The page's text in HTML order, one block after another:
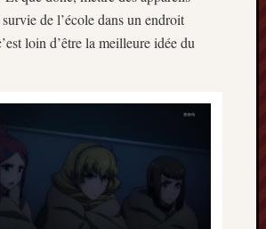
de l’école dans un endroit
loin d’être la meilleure idée du